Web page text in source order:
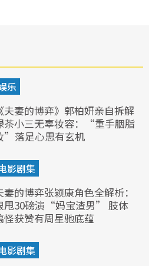
乐
《夫妻的博弈》郭柏妍亲自拆解
茶小三无辜妆容：“重手胭脂
”落足心思有玄机
影剧集
妻的博弈张颖康角色全解析：
甩30磅演“妈宝渣男” 肢体
怪获赞有周星驰底蕴
影剧集